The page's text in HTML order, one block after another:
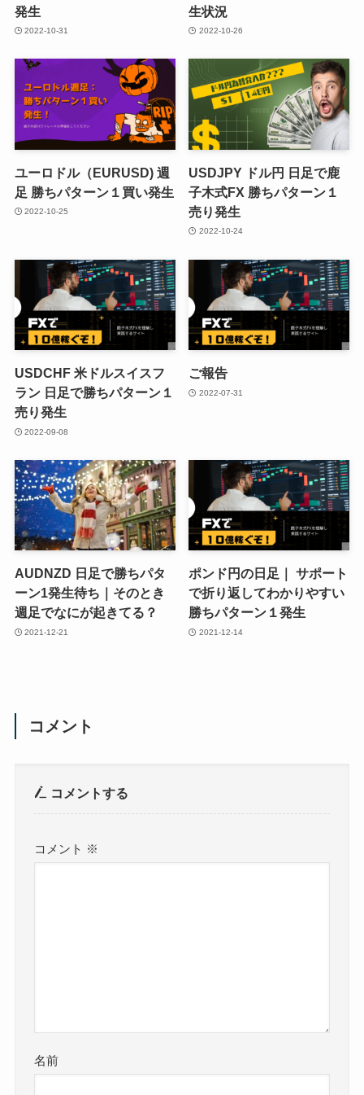
発生
2022-10-31
生状況
2022-10-26
ユーロドル（EURUSD) 週
足 勝ちパターン１買い発生
2022-10-25
USDJPY ドル円 日足で鹿
子木式FX 勝ちパターン１
売り発生
2022-10-24
USDCHF 米ドルスイスフ
ラン 日足で勝ちパターン１
売り発生
2022-09-08
ご報告
2022-07-31
AUDNZD 日足で勝ちパタ
ーン1発生待ち｜そのとき
週足でなにが起きてる？
2021-12-21
ポンド円の日足｜ サポート
で折り返してわかりやすい
勝ちパターン１発生
2021-12-14
コメント
コメントする
コメント ※
名前